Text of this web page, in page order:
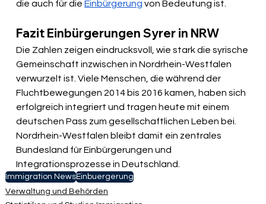
die auch für die Einbürgerung von Bedeutung ist.
Fazit Einbürgerungen Syrer in NRW
Die Zahlen zeigen eindrucksvoll, wie stark die syrische
Gemeinschaft inzwischen in Nordrhein-Westfalen
verwurzelt ist. Viele Menschen, die während der
Fluchtbewegungen 2014 bis 2016 kamen, haben sich
erfolgreich integriert und tragen heute mit einem
deutschen Pass zum gesellschaftlichen Leben bei.
Nordrhein-Westfalen bleibt damit ein zentrales
Bundesland für Einbürgerungen und
Integrationsprozesse in Deutschland.
Immigration NewsEinbuergerung
Verwaltung und Behörden